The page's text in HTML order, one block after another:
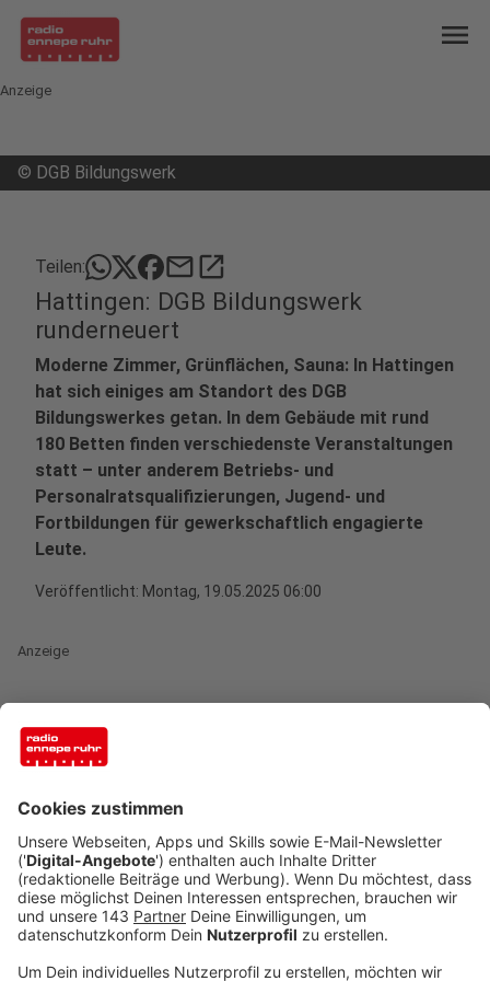
menu
Anzeige
© DGB Bildungswerk
Teilen: mailopen_in_new
Hattingen: DGB Bildungswerk
runderneuert
Moderne Zimmer, Grünflächen, Sauna: In Hattingen
hat sich einiges am Standort des DGB
Bildungswerkes getan. In dem Gebäude mit rund
180 Betten finden verschiedenste Veranstaltungen
statt – unter anderem Betriebs- und
Personalratsqualifizierungen, Jugend- und
Fortbildungen für gewerkschaftlich engagierte
Leute.
Veröffentlicht: Montag, 19.05.2025 06:00
Anzeige
Um den Standort noch attraktiver zu machen, lief ein
fünfjähriges Renovierungsprojekt - jetzt ist offiziell
sich sehr zufrieden – er hat das Ganze begleitet und
mitkoordiniert: "Wir haben eine neues
Rezeptionsgebäude gebaut, wir haben alle
Seminarräume auf den aktuellsten Stand der Technik
durchrenoviert, alle Zimmer und Bäder sind neu
gemacht. Für die nächsten zehn Jahre ist es hier alles
super Standard und unsere Bildungsveranstaltungen